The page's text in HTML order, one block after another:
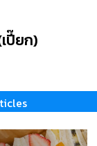
ปี๊ยก)